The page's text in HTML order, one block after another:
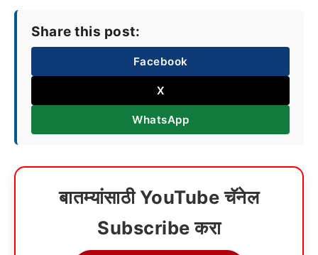
Share this post:
Facebook
X
WhatsApp
बातम्यांसाठी YouTube चॅनेल
Subscribe करा